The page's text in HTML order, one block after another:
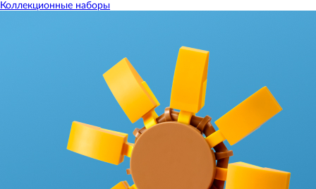
Коллекционные наборы